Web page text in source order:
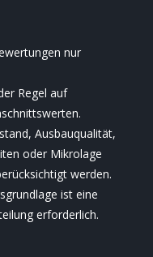
nur
Regel auf
Ausbauqualität,
oder Mikrolage
werden.
ist eine
erforderlich.